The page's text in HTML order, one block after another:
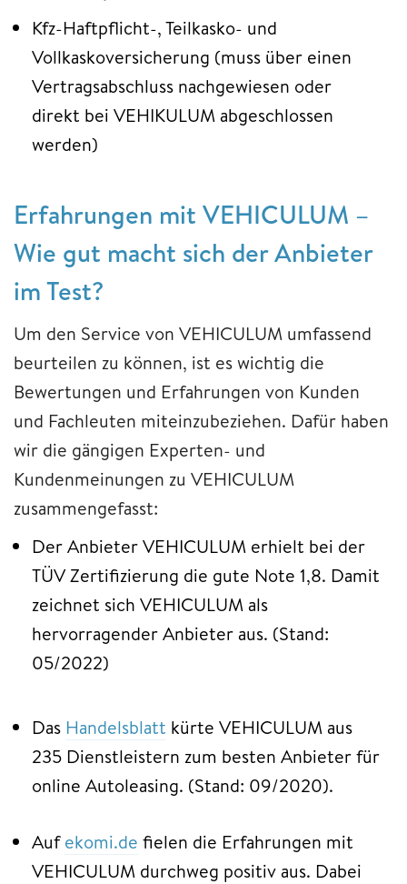
Kfz-Haftpflicht-, Teilkasko- und
Vollkaskoversicherung (muss über einen
Vertragsabschluss nachgewiesen oder
direkt bei VEHIKULUM abgeschlossen
werden)
Erfahrungen mit VEHICULUM –
Wie gut macht sich der Anbieter
im Test?
Um den Service von VEHICULUM umfassend
beurteilen zu können, ist es wichtig die
Bewertungen und Erfahrungen von Kunden
und Fachleuten miteinzubeziehen. Dafür haben
wir die gängigen Experten- und
Kundenmeinungen zu VEHICULUM
zusammengefasst:
Der Anbieter VEHICULUM erhielt bei der
TÜV Zertifizierung die gute Note 1,8. Damit
zeichnet sich VEHICULUM als
hervorragender Anbieter aus. (Stand:
05/2022)
Das Handelsblatt kürte VEHICULUM aus
235 Dienstleistern zum besten Anbieter für
online Autoleasing. (Stand: 09/2020).
Aufekomi.de fielen die Erfahrungen mit
VEHICULUM durchweg positiv aus. Dabei